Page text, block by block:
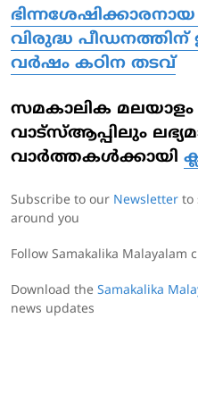
വിരുദ്ധ പീഡനത്തിന്
വര്‍ഷം കഠിന തടവ്
സമകാലിക
വാട്‌സ്ആപ്പിലും
വാര്‍ത്തകള്‍ക്കായി
Subscribe to our Newsletter to
around you
Follow Samakalika Malayalam
Download the Samakalika
news updates